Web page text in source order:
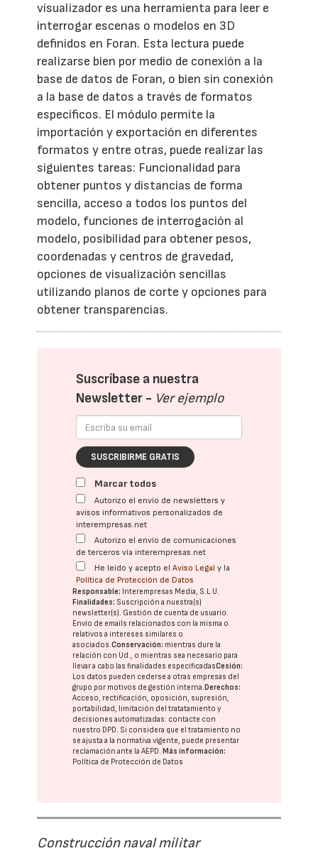
visualizador es una herramienta para leer e
interrogar escenas o modelos en 3D
definidos en Foran. Esta lectura puede
realizarse bien por medio de conexión a la
base de datos de Foran, o bien sin conexión
a la base de datos a través de formatos
específicos. El módulo permite la
importación y exportación en diferentes
formatos y entre otras, puede realizar las
siguientes tareas: Funcionalidad para
obtener puntos y distancias de forma
sencilla, acceso a todos los puntos del
modelo, funciones de interrogación al
modelo, posibilidad para obtener pesos,
coordenadas y centros de gravedad,
opciones de visualización sencillas
utilizando planos de corte y opciones para
obtener transparencias.
Suscríbase a nuestra
Newsletter - Ver ejemplo
SUSCRIBIRME GRATIS
Marcar todos
Autorizo el envío de newsletters y
avisos informativos personalizados de
interempresas.net
Autorizo el envío de comunicaciones
de terceros vía interempresas.net
He leído y acepto elAviso Legal y la
Política de Protección de Datos
Responsable: Interempresas Media, S.L.U.
Finalidades: Suscripción a nuestra(s)
newsletter(s). Gestión de cuenta de usuario.
Envío de emails relacionados con la misma o
relativos a intereses similares o
asociados.Conservación: mientras dure la
relación con Ud., o mientras sea necesario para
llevar a cabo las finalidades especificadasCesión:
Los datos pueden cederse a otras empresas del
grupo por motivos de gestión interna. Derechos:
Acceso, rectificación, oposición, supresión,
portabilidad, limitación del tratatamiento y
decisiones automatizadas: contacte con
nuestro DPD. Si considera que el tratamiento no
se ajusta a la normativa vigente, puede presentar
reclamación ante laAEPD. Más información:
Política de Protección de Datos
Construcción naval militar